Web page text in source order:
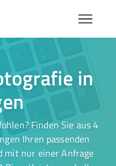
in
Finden Sie aus 4
Ihren passenden
mit nur einer Anfrage